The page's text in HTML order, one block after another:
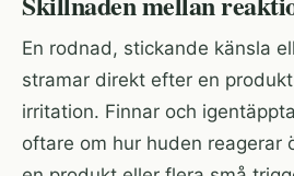
En rodnad, stickande känsla
stramar direkt efter en
irritation. Finnar och
oftare om hur huden reagerar